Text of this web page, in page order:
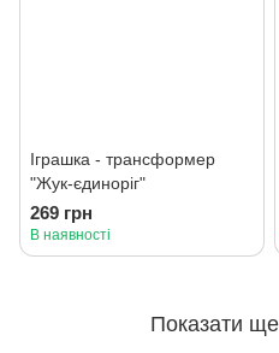
Іграшка - трансформер
"Жук-єдиноріг"
269 грн
В наявності
Показати